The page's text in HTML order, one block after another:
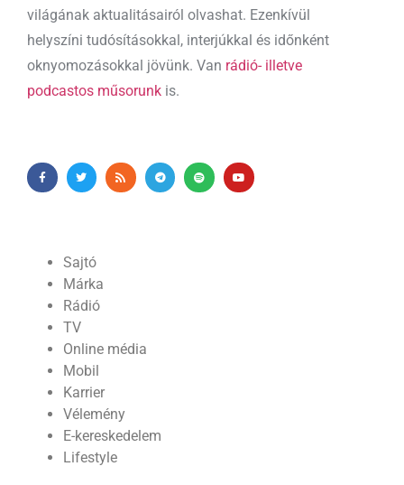
világának aktualitásairól olvashat. Ezenkívül
helyszíni tudósításokkal, interjúkkal és időnként
oknyomozásokkal jövünk. Van rádió- illetve
podcastos műsorunk is.
Sajtó
Márka
Rádió
TV
Online média
Mobil
Karrier
Vélemény
E-kereskedelem
Lifestyle